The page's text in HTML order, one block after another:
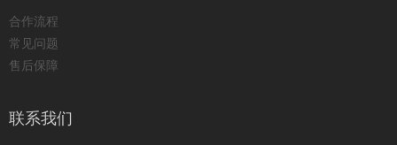
合作流程
常见问题
售后保障
联系我们